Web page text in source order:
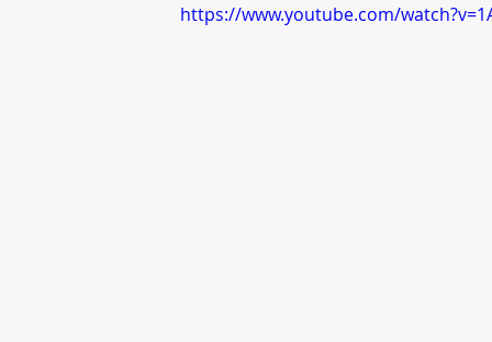
https://www.youtube.com/